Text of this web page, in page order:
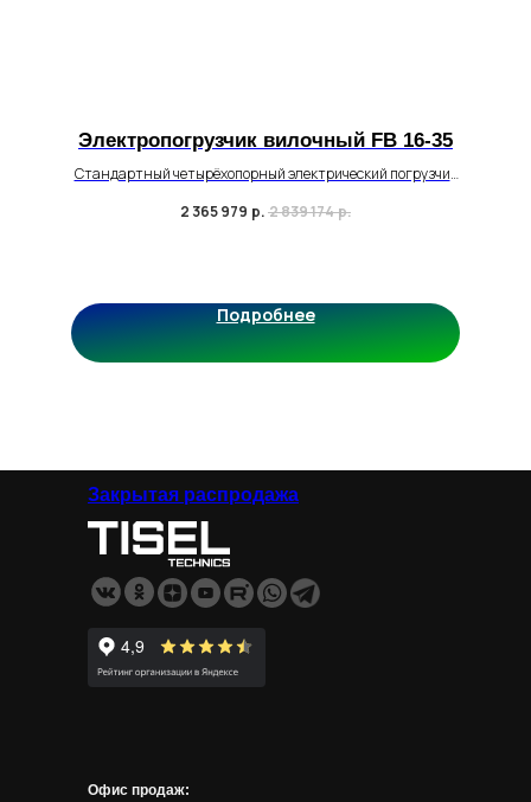
Электропогрузчик вилочный FB 16-35
Стандартный четырёхопорный электрический погрузчик
2 365 979 р. 2 839 174р.
Подробнее
Закрытая распродажа
Офис продаж: